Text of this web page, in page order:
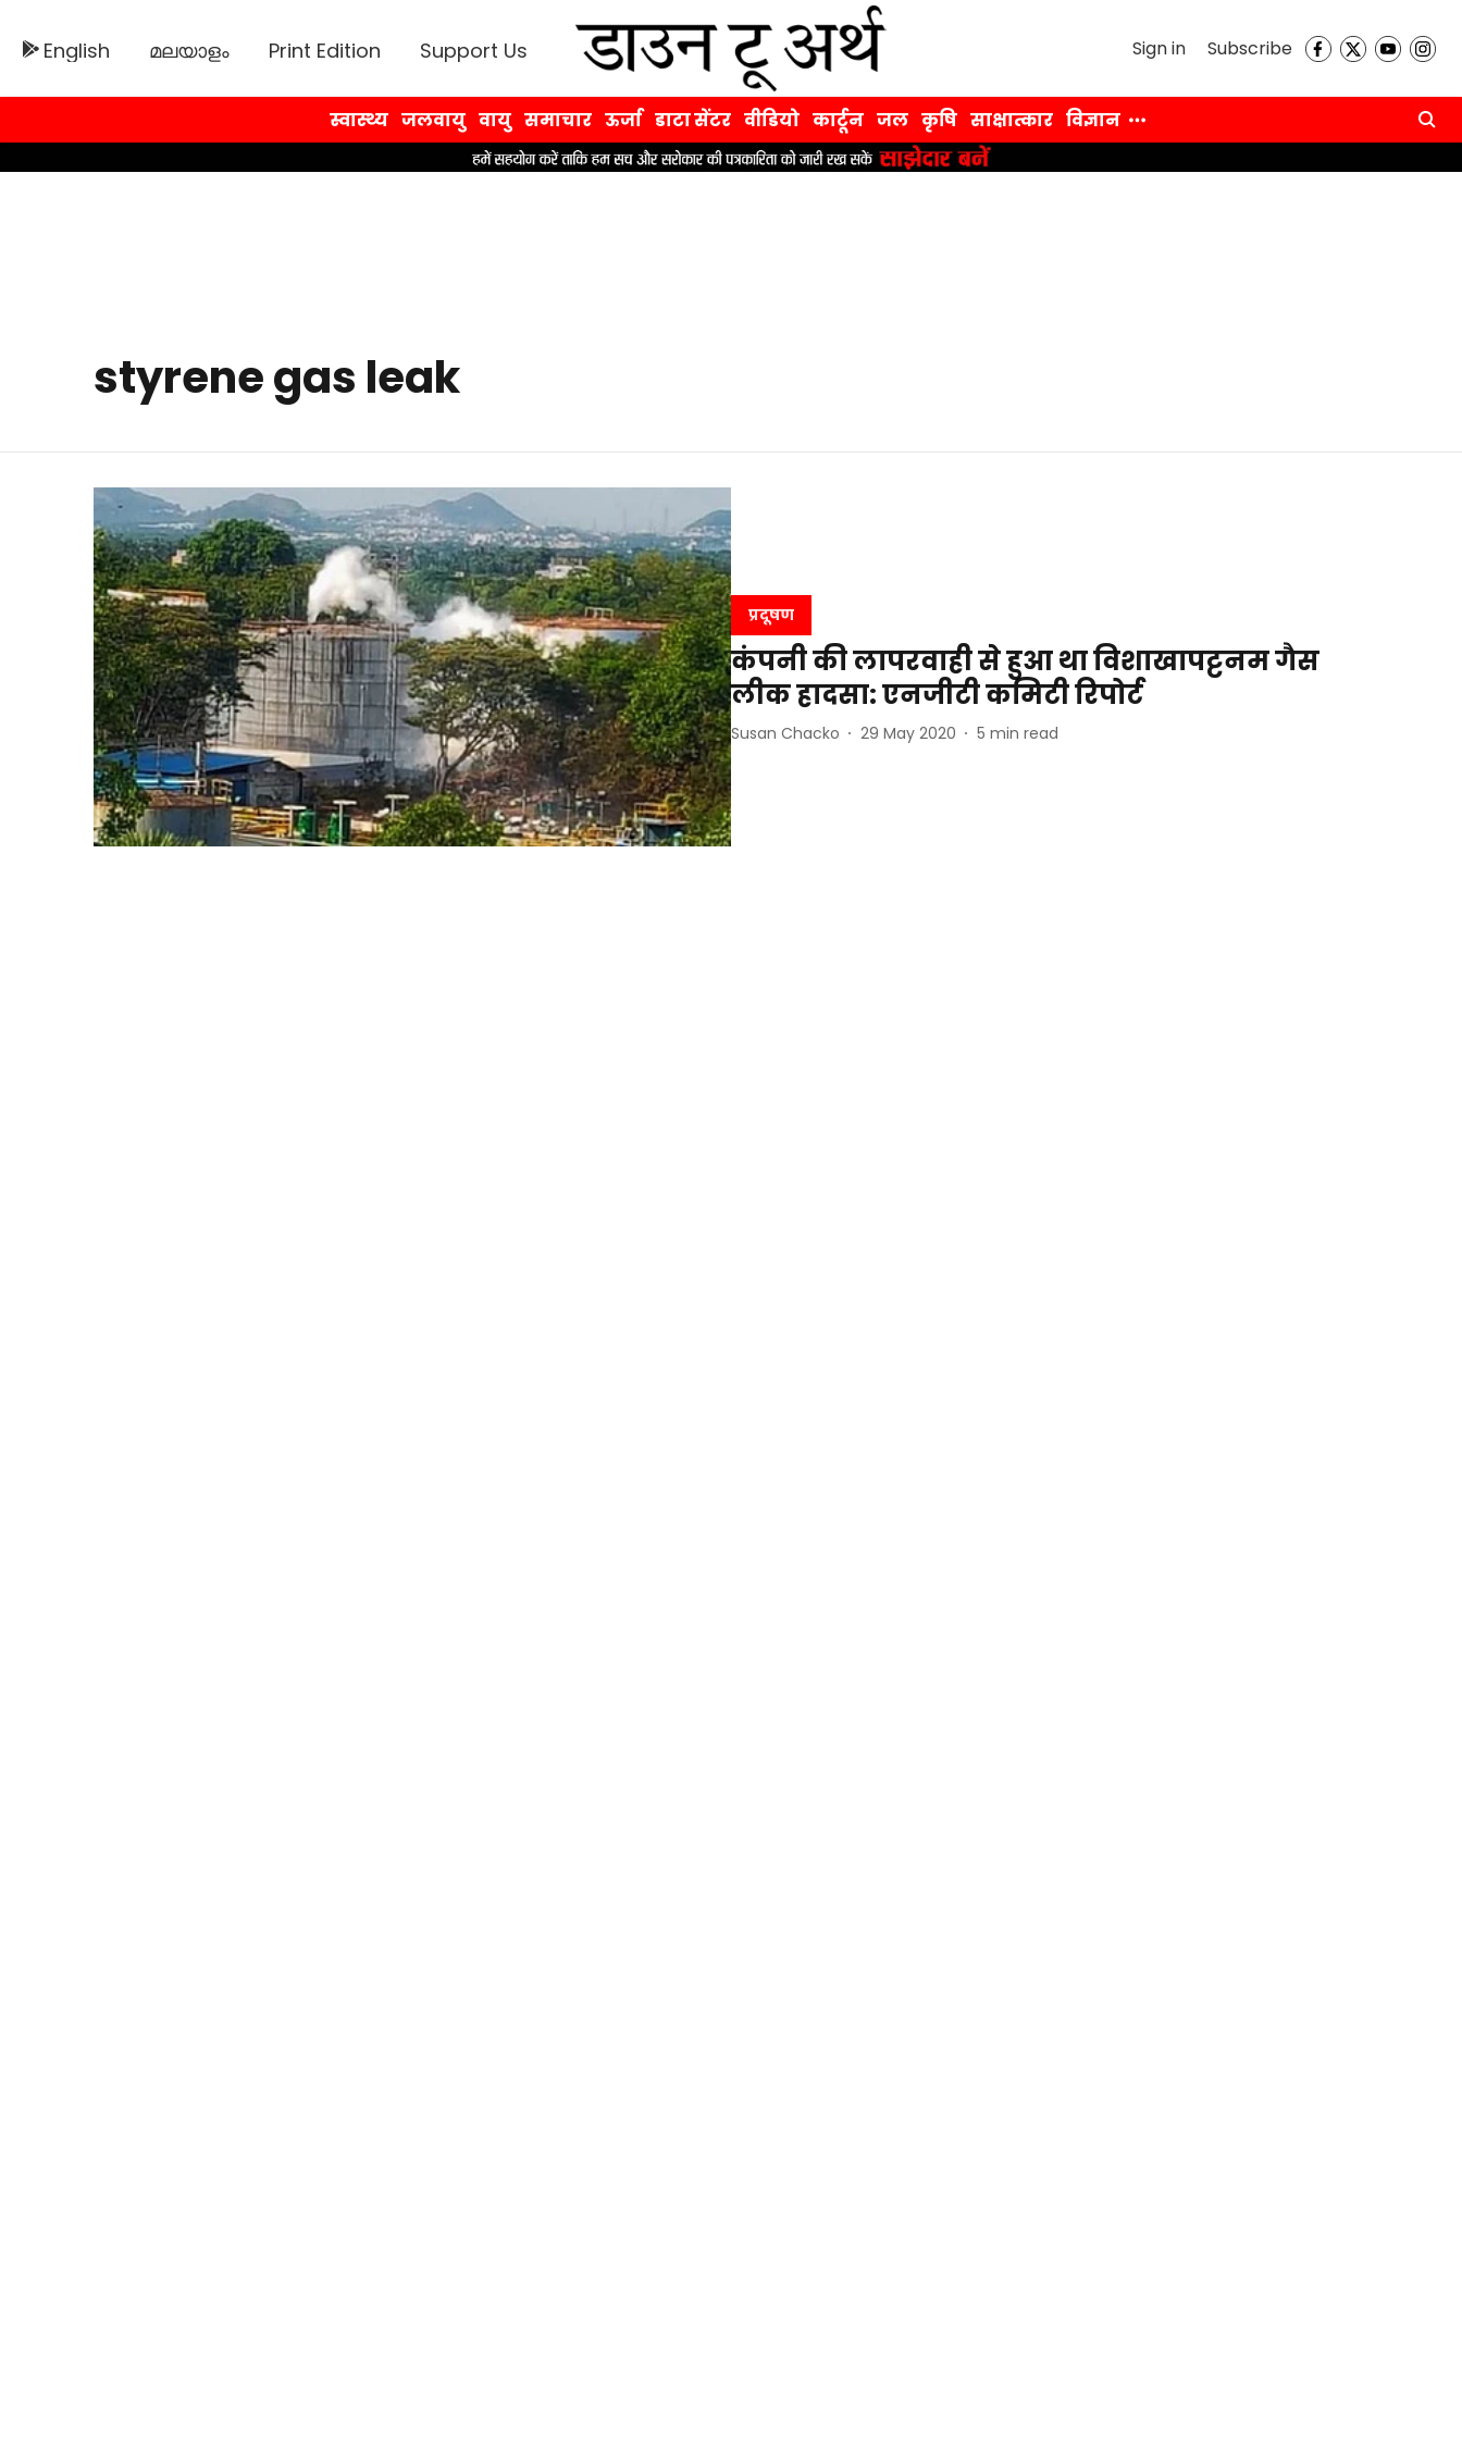
English മലയാളം Print Edition Support Us Sign in Subscribe
स्वास्थ्य जलवायु वायु समाचार ऊर्जा डाटा सेंटर वीडियो कार्टून जल कृषि साक्षात्कार विज्ञान
styrene gas leak
प्रदूषण
कंपनी की लापरवाही से हुआ था विशाखापट्टनम गैस
लीक हादसा: एनजीटी कमिटी रिपोर्ट
Susan Chacko 29 May 2020 5 min read